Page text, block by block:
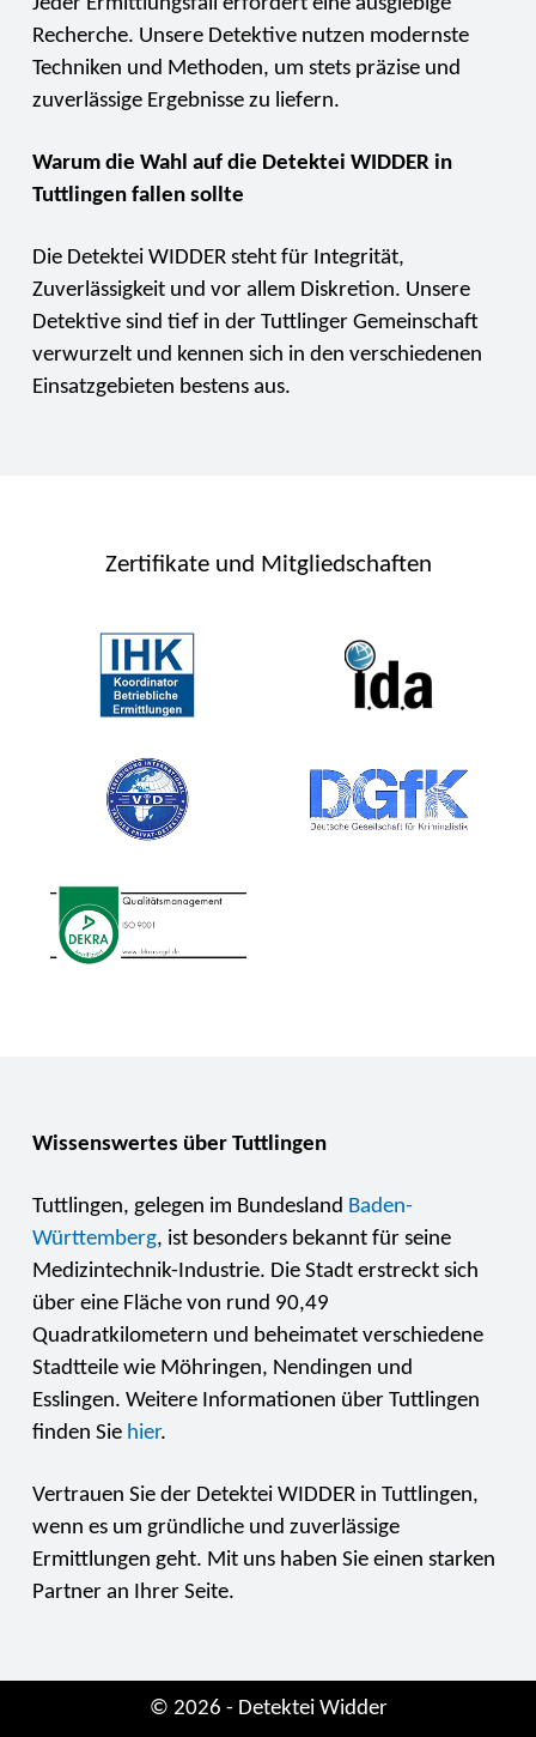
Recherche. Unsere Detektive nutzen modernste
Techniken und Methoden, um stets präzise und
zuverlässige Ergebnisse zu liefern.
Warum die Wahl auf die Detektei WIDDER in
Tuttlingen fallen sollte
Die Detektei WIDDER steht für Integrität,
Zuverlässigkeit und vor allem Diskretion. Unsere
Detektive sind tief in der Tuttlinger Gemeinschaft
verwurzelt und kennen sich in den verschiedenen
Einsatzgebieten bestens aus.
Zertifikate und Mitgliedschaften
Wissenswertes über Tuttlingen
Tuttlingen, gelegen im Bundesland Baden-
Württemberg, ist besonders bekannt für seine
Medizintechnik-Industrie. Die Stadt erstreckt sich
über eine Fläche von rund 90,49
Quadratkilometern und beheimatet verschiedene
Stadtteile wie Möhringen, Nendingen und
Esslingen. Weitere Informationen über Tuttlingen
finden Sie hier.
Vertrauen Sie der Detektei WIDDER in Tuttlingen,
wenn es um gründliche und zuverlässige
Ermittlungen geht. Mit uns haben Sie einen starken
Partner an Ihrer Seite.
© 2026 - Detektei Widder